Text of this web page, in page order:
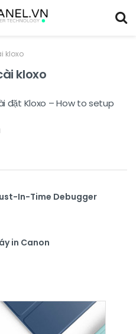
kloxo
kloxo
đặt Kloxo – How to setup
In-Time Debugger
in Canon